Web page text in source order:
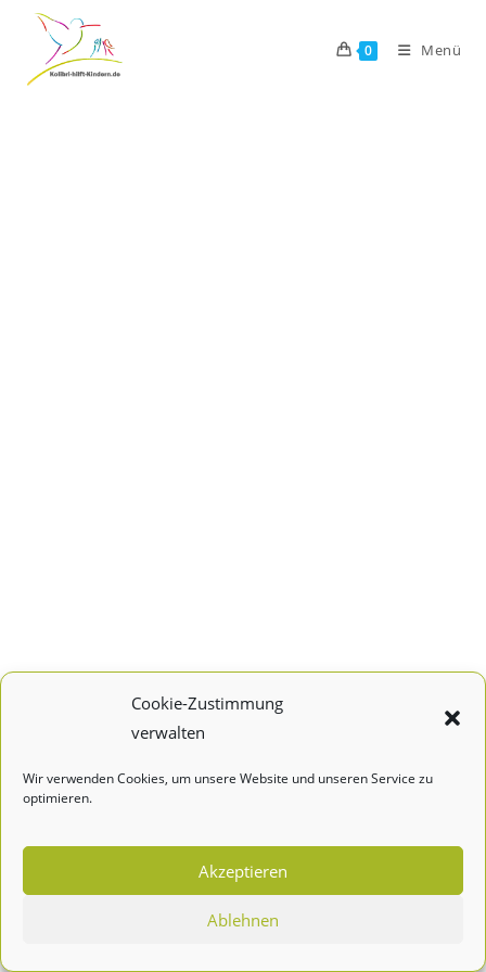
Cookie-Zustimmung
verwalten
Wir verwenden Cookies, um unsere Website und unseren Service zu
optimieren.
Akzeptieren
Ablehnen
0 Menü